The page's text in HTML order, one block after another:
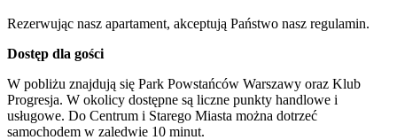
Rezerwując nasz apartament, akceptują Państwo nasz regulamin.
Dostęp dla gości
W pobliżu znajdują się Park Powstańców Warszawy oraz Klub
Progresja. W okolicy dostępne są liczne punkty handlowe i
usługowe. Do Centrum i Starego Miasta można dotrzeć
samochodem w zaledwie 10 minut.